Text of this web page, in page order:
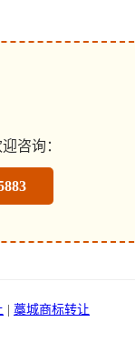
咨询：
藁城商标转让